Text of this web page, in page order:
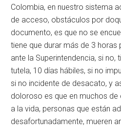
Colombia, en nuestro sistema
de acceso, obstáculos por
documento, es que no se
tiene que durar más de 3 horas
ante la Superintendencia, si no,
tutela, 10 días hábiles, si no
si no incidente de desacato, y
doloroso es que en muchos
a la vida, personas que están
desafortunadamente, mueren